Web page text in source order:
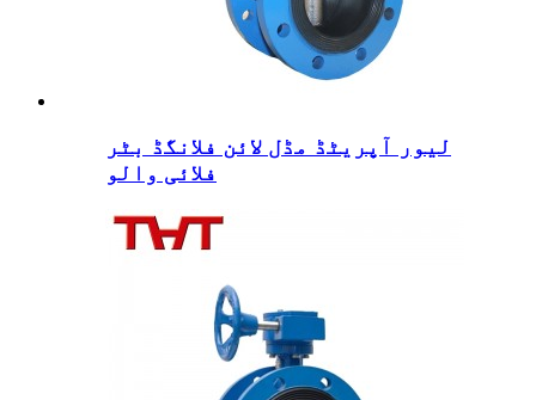
لیور آپریٹڈ مڈل لائن فلانگڈ بٹر
فلائی والو